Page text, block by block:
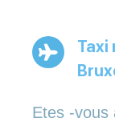
Taxi
Etes -vous